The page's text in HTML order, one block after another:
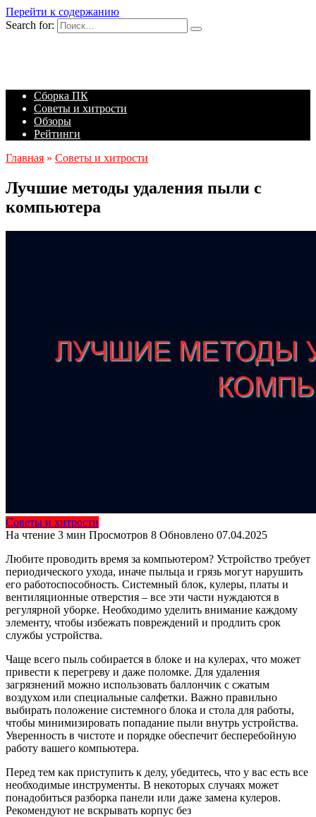
Перейти к содержанию
Search for:
Сборка ПК
Советы и хитрости
Обзоры
Рейтинги
Главная » Советы и хитрости
Лучшие методы удаления пыли с
компьютера
Советы и хитрости
На чтение 3 мин Просмотров 8 Обновлено 07.04.2025
Любите проводить время за компьютером? Устройство требует
периодического ухода, иначе пыльца и грязь могут нарушить
его работоспособность. Системный блок, кулеры, платы и
вентиляционные отверстия – все эти части нуждаются в
регулярной уборке. Необходимо уделить внимание каждому
элементу, чтобы избежать повреждений и продлить срок
службы устройства.
Чаще всего пыль собирается в блоке и на кулерах, что может
привести к перегреву и даже поломке. Для удаления
загрязнений можно использовать баллончик с сжатым
воздухом или специальные салфетки. Важно правильно
выбирать положение системного блока и стола для работы,
чтобы минимизировать попадание пыли внутрь устройства.
Уверенность в чистоте и порядке обеспечит бесперебойную
работу вашего компьютера.
Перед тем как приступить к делу, убедитесь, что у вас есть все
необходимые инструменты. В некоторых случаях может
понадобиться разборка панели или даже замена кулеров.
Рекомендуют не вскрывать корпус без